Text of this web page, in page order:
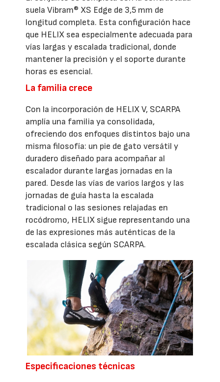
suela Vibram® XS Edge de 3,5 mm de
longitud completa. Esta configuración hace
que HELIX sea especialmente adecuada para
vías largas y escalada tradicional, donde
mantener la precisión y el soporte durante
horas es esencial.
La familia crece
Con la incorporación de HELIX V, SCARPA
amplía una familia ya consolidada,
ofreciendo dos enfoques distintos bajo una
misma filosofía: un pie de gato versátil y
duradero diseñado para acompañar al
escalador durante largas jornadas en la
pared. Desde las vías de varios largos y las
jornadas de guía hasta la escalada
tradicional o las sesiones relajadas en
rocódromo, HELIX sigue representando una
de las expresiones más auténticas de la
escalada clásica según SCARPA.
Especificaciones técnicas